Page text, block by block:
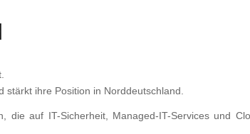
stärkt ihre Position in Norddeutschland.
die auf IT-Sicherheit, Managed-IT-Services und